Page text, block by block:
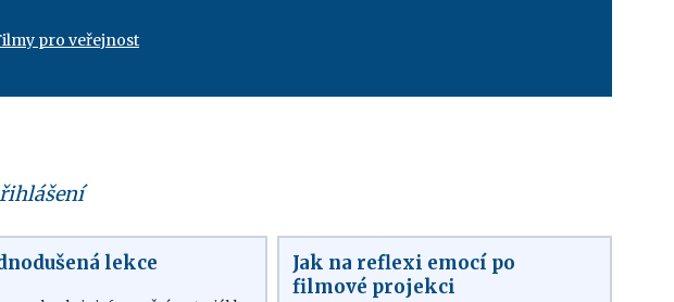
pro veřejnost
lekce
Jak na reflexi emocí po
filmové projekci